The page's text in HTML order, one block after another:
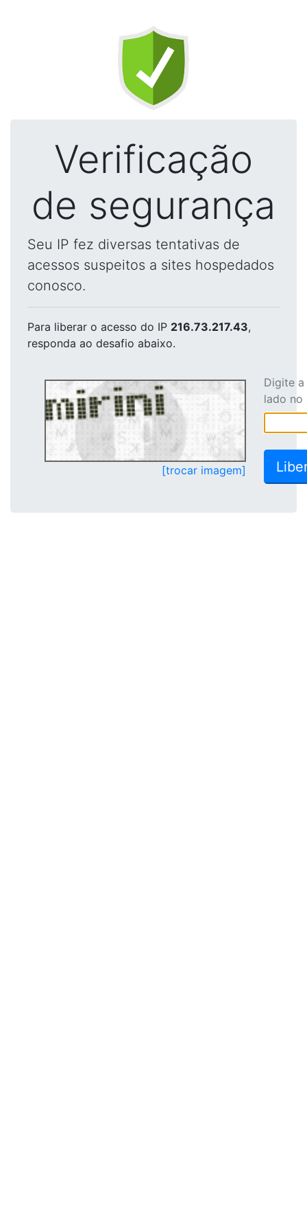
Verificação
de segurança
Seu IP fez diversas tentativas de
acessos suspeitos a sites hospedados
conosco.
Para liberar o acesso do IP 216.73.217.43,
responda ao desafio abaixo.
[trocar imagem]
Digite
lado no